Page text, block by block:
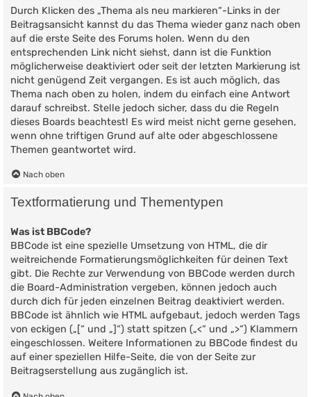
Durch Klicken des „Thema als neu markieren“-Links in der
Beitragsansicht kannst du das Thema wieder ganz nach oben
auf die erste Seite des Forums holen. Wenn du den
entsprechenden Link nicht siehst, dann ist die Funktion
möglicherweise deaktiviert oder seit der letzten Markierung ist
nicht genügend Zeit vergangen. Es ist auch möglich, das
Thema nach oben zu holen, indem du einfach eine Antwort
darauf schreibst. Stelle jedoch sicher, dass du die Regeln
dieses Boards beachtest! Es wird meist nicht gerne gesehen,
wenn ohne triftigen Grund auf alte oder abgeschlossene
Themen geantwortet wird.
Nach oben
Textformatierung und Thementypen
Was ist BBCode?
BBCode ist eine spezielle Umsetzung von HTML, die dir
weitreichende Formatierungsmöglichkeiten für deinen Text
gibt. Die Rechte zur Verwendung von BBCode werden durch
die Board-Administration vergeben, können jedoch auch
durch dich für jeden einzelnen Beitrag deaktiviert werden.
BBCode ist ähnlich wie HTML aufgebaut, jedoch werden Tags
von eckigen („[“ und „]“) statt spitzen („<“ und „>“) Klammern
eingeschlossen. Weitere Informationen zu BBCode findest du
auf einer speziellen Hilfe-Seite, die von der Seite zur
Beitragserstellung aus zugänglich ist.